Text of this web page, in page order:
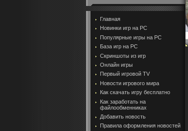
Главная
Новинки игр на PC
Популярные игры на PC
База игр на РС
Скриншоты из игр
Онлайн игры
Первый игровой TV
Новости игрового мира
Как скачать игру бесплатно
Как заработать на
файлообменниках
Добавить новость
Правила оформления новостей